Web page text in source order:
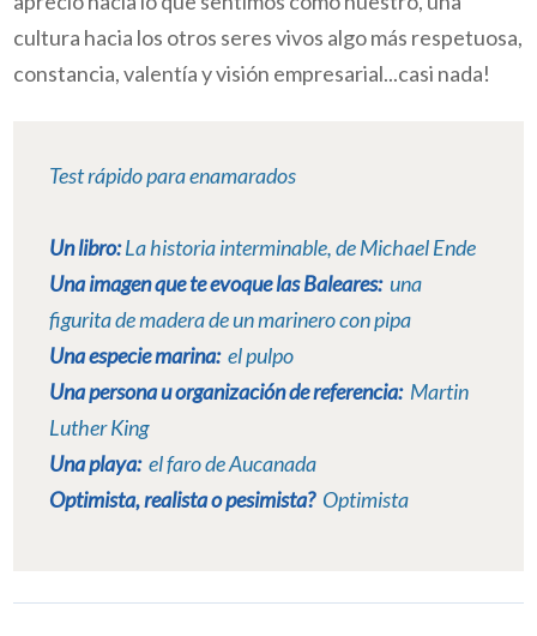
cultura hacia los otros seres vivos algo más respetuosa,
constancia, valentía y visión empresarial...casi nada!
Test rápido para enamarados
Un libro:La historia interminable, de Michael Ende
Una imagen que te evoque las Baleares: una
figurita de madera de un marinero con pipa
Una especie marina: el pulpo
Una persona u organización de referencia: Martin
Luther King
Una playa:el faro de Aucanada
Optimista, realista o pesimista?Optimista